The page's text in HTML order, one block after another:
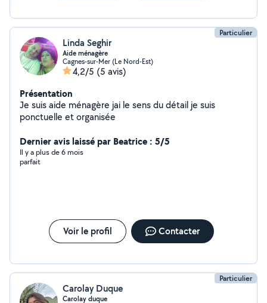
Particulier
Linda Seghir
Aide ménagère
Cagnes-sur-Mer (Le Nord-Est)
4,2/5 (5 avis)
Présentation
Je suis aide ménagère jai le sens du détail je suis
ponctuelle et organisée
Dernier avis laissé par Beatrice : 5/5
Il y a plus de 6 mois
parfait
Voir le profil Contacter
Particulier
Carolay Duque
Carolay duque